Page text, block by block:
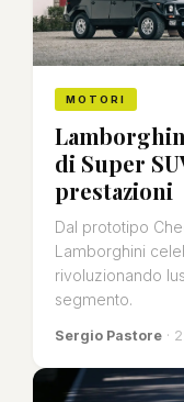
MOTORI
di Super
prestazioni
Dal prototipo
Lamborghini
rivoluzionando
segmento.
Sergio Pastore ·